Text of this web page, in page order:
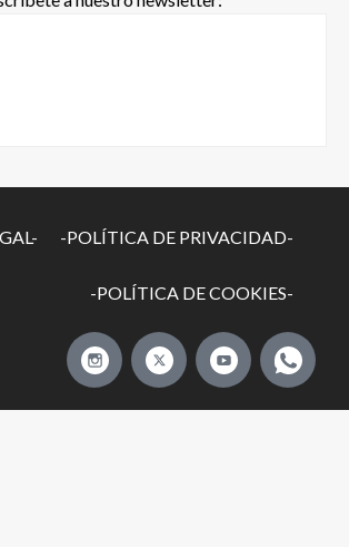
-POLÍTICA DE PRIVACIDAD-
-POLÍTICA DE COOKIES-